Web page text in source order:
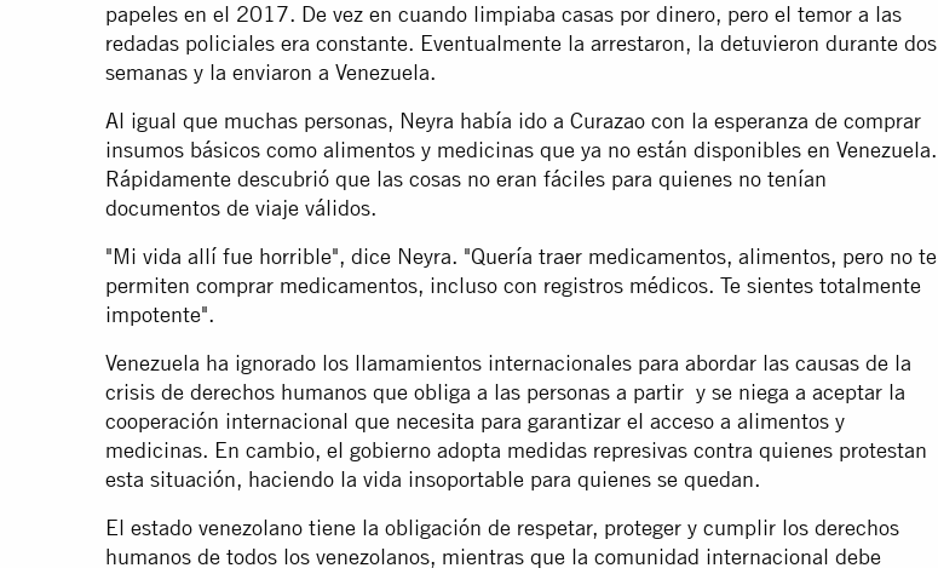
papeles en el 2017. De vez en cuando limpiaba casas por dinero, pero el temor a las
redadas policiales era constante. Eventualmente la arrestaron, la detuvieron durante dos
semanas y la enviaron a Venezuela.
Al igual que muchas personas, Neyra había ido a Curazao con la esperanza de comprar
insumos básicos como alimentos y medicinas que ya no están disponibles en Venezuela.
Rápidamente descubrió que las cosas no eran fáciles para quienes no tenían
documentos de viaje válidos.
"Mi vida allí fue horrible", dice Neyra. "Quería traer medicamentos, alimentos, pero no te
permiten comprar medicamentos, incluso con registros médicos. Te sientes totalmente
impotente".
Venezuela ha ignorado los llamamientos internacionales para abordar las causas de la
crisis de derechos humanos que obliga a las personas a partir y se niega a aceptar la
cooperación internacional que necesita para garantizar el acceso a alimentos y
medicinas. En cambio, el gobierno adopta medidas represivas contra quienes protestan
esta situación, haciendo la vida insoportable para quienes se quedan.
El estado venezolano tiene la obligación de respetar, proteger y cumplir los derechos
humanos de todos los venezolanos, mientras que la comunidad internacional debe